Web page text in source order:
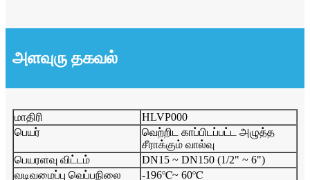
அளவுரு தகவல்
மாதிரி
HLVP000
பெயர்
வெற்றிட காப்பிடப்பட்ட அழுத்த
சீராக்கும் வால்வு
பெயரளவு விட்டம்
DN15 ~ DN150 (1/2" ~ 6")
வடிவமைப்பு வெப்பநிலை
-196℃~ 60℃